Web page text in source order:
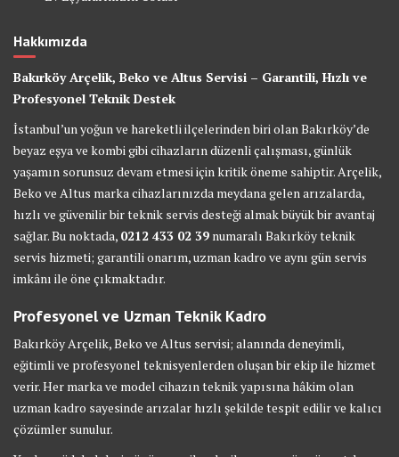
Hakkımızda
Bakırköy Arçelik, Beko ve Altus Servisi – Garantili, Hızlı ve
Profesyonel Teknik Destek
İstanbul’un yoğun ve hareketli ilçelerinden biri olan Bakırköy’de
beyaz eşya ve kombi gibi cihazların düzenli çalışması, günlük
yaşamın sorunsuz devam etmesi için kritik öneme sahiptir. Arçelik,
Beko ve Altus marka cihazlarınızda meydana gelen arızalarda,
hızlı ve güvenilir bir teknik servis desteği almak büyük bir avantaj
sağlar. Bu noktada, 0212 433 02 39 numaralı Bakırköy teknik
servis hizmeti; garantili onarım, uzman kadro ve aynı gün servis
imkânı ile öne çıkmaktadır.
Profesyonel ve Uzman Teknik Kadro
Bakırköy Arçelik, Beko ve Altus servisi; alanında deneyimli,
eğitimli ve profesyonel teknisyenlerden oluşan bir ekip ile hizmet
verir. Her marka ve model cihazın teknik yapısına hâkim olan
uzman kadro sayesinde arızalar hızlı şekilde tespit edilir ve kalıcı
çözümler sunulur.